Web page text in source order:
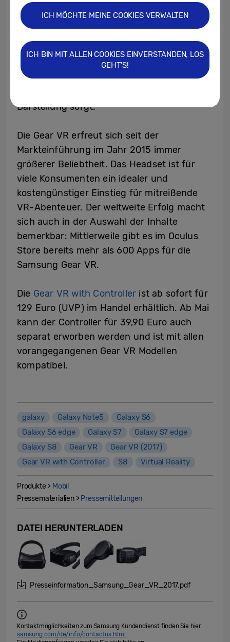
Die Gear VR überzeugt mit einem Blickfeld
von 101 Grad, sodass Nutzer komplett in VR-
komfortables Nutzungserlebnis sorgt zudem
die schnelle Reaktionsgeschwindigkeit von
20ms und die unterstützte 60 Hz-
Darstellung sorgt.
Die Gear VR erfreut sich seit der
Markteinführung im Jahr 2015 immer
größerer Beliebtheit. Das Headset ist für
viele Konsumenten ein idealer und
kostengünstiger Einstieg für mitreißende
VR-Abenteuer. Der weltweite Erfolg macht
sich auch in der Auswahl der Inhalte
bemerkbar: Mittlerweile gibt es im Oculus
Store bereits mehr als 600 Apps für die
Samsung Gear VR.
Die Gear VR with Controller ist ab sofort für
129 Euro (UVP) im Handel erhältlich. Ab Mai
kann der Controller für 39,90 Euro auch
separat erworben werden und ist mit allen
vorangegangenen Gear VR Modellen
kompatibel.
galaxy Galaxy Note5
Galaxy S6
Galaxy S6 edge
Galaxy S7
Galaxy S7 edge
Galaxy S8
Gear VR
Gear VR (2017)
Gear VR with Controller
S8 Virtual Reality
Produkte > Mobil
Pressematerialien > Pressemitteilungen
DATEI HERUNTERLADEN
Presseinformation_Samsung_Gear_VR_2017.pdf
Kontaktmöglichkeiten zum Samsung Kundendienst finden Sie hier
samsung.com/de/info/contactus.html .
ICH MÖCHTE MEINE COOKIES VERWALTEN
ICH BIN MIT ALLEN COOKIES EINVERSTANDEN, LOS
GEHT'S!